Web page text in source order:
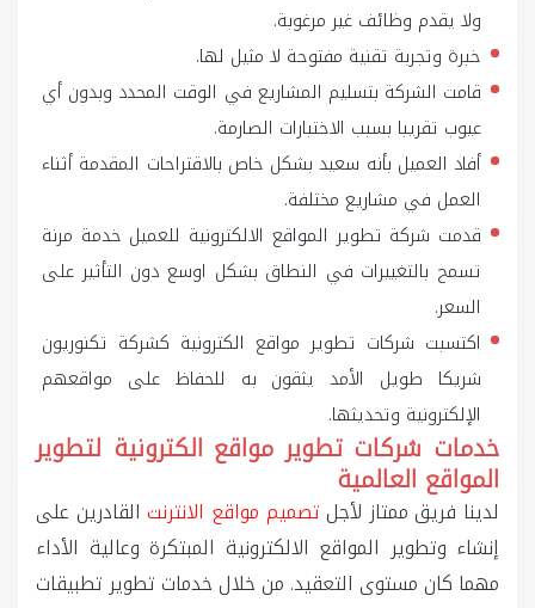
ولا يقدم وظائف غير مرغوبة.
خبرة وتجربة تقنية مفتوحة لا مثيل لها.
قامت الشركة بتسليم المشاريع في الوقت المحدد وبدون أي
عيوب تقريبا بسبب الاختبارات الصارمة.
أفاد العميل بأنه سعيد بشكل خاص بالاقتراحات المقدمة أثناء
العمل في مشاريع مختلفة.
قدمت شركة تطوير المواقع الالكترونية للعميل خدمة مرنة
تسمح بالتغييرات في النطاق بشكل اوسع دون التأثير على
السعر.
اكتسبت شركات تطوير مواقع الكترونية كشركة تكنوريون
شريكا طويل الأمد يثقون به للحفاظ على مواقعهم
الإلكترونية وتحديثها.
خدمات شركات تطوير مواقع الكترونية لتطوير
المواقع العالمية
لدينا فريق ممتاز لأجل تصميم مواقع الانترنتالقادرين على
إنشاء وتطوير المواقع الالكترونية المبتكرة وعالية الأداء
مهما كان مستوى التعقيد. من خلال خدمات تطوير تطبيقات